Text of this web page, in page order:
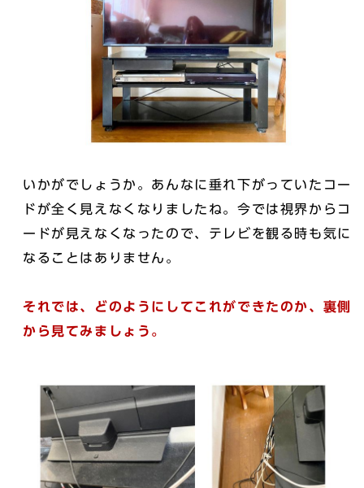
いかがでしょうか。あんなに垂れ下がっていたコー
ドが全く見えなくなりましたね。今では視界からコ
ードが見えなくなったので、テレビを観る時も気に
なることはありません。
それでは、どのようにしてこれができたのか、裏側
から見てみましょう。